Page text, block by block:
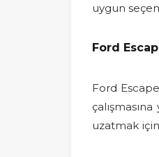
uygun
Ford
Ford
uzatmak